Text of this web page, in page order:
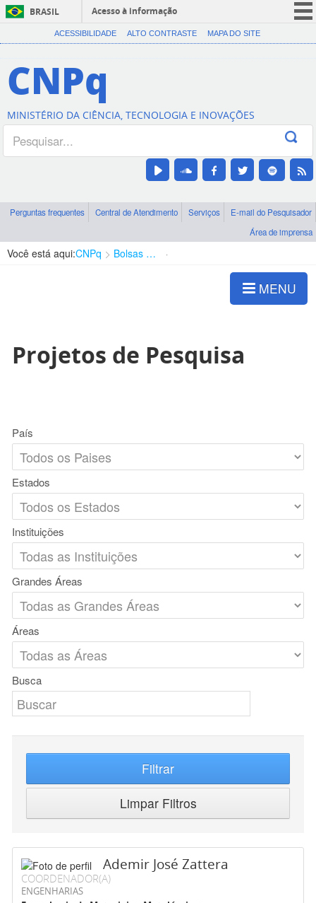
BRASIL
Acesso à informação
CORONAVÍRUS (COVID-19)
Canais
ACESSIBILIDADE ALTO CONTRASTE MAPA DO SITE
CNPq
MINISTÉRIO DA CIÊNCIA, TECNOLOGIA E INOVAÇÕES
Perguntas frequentes Central de Atendimento Serviços
E-mail do Pesquisador
Área de imprensa
Você está aqui:CNPq Bolsas e Auxílios Vigentes
MENU
Projetos de Pesquisa
País
Estados
Instituições
Grandes Áreas
Áreas
Busca
Filtrar
Limpar Filtros
Ademir José Zattera
COORDENADOR(A)
ENGENHARIAS